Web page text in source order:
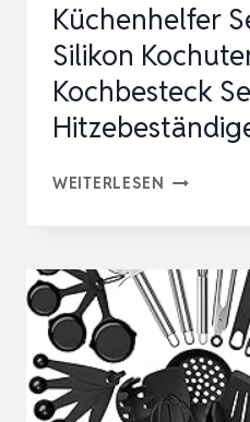
Küchenhelfer
Silikon
Kochbesteck
WEITERLESEN
TEILIGES
SILIKON
SET,